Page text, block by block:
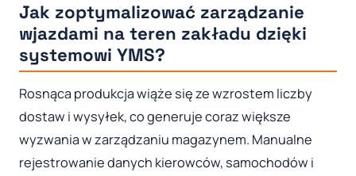
Jak zoptymalizować zarządzanie
wjazdami na teren zakładu dzięki
systemowi YMS?
Rosnąca produkcja wiąże się ze wzrostem liczby
dostaw i wysyłek, co generuje coraz większe
wyzwania w zarządzaniu magazynem. Manualne
rejestrowanie danych kierowców, samochodów i